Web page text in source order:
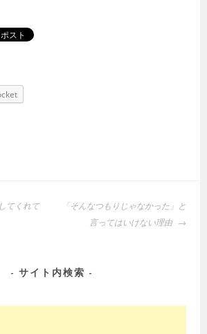
てくれて
「そんなつもりじゃなかった」と
言ってはいけない理由
サイト内検索